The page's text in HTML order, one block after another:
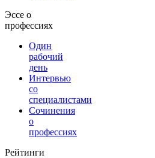
Эссе о
профессиях
Один
рабочий
день
Интервью
со
специалистами
Сочинения
о
профессиях
Рейтинги